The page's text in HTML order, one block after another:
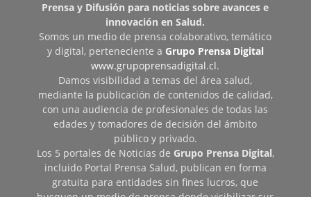
Prensa y Difusión para noticias sobre avances e
innovación en Salud.
Somos un medio de prensa colaborativo, temático
y digital, perteneciente a Grupo Prensa Digital
www.grupoprensadigital.cl.
Damos visibilidad a temas del área salud,
mediante la publicación de contenidos de calidad,
con una audiencia de profesionales de todas las
edades y tomadores de decisión del ámbito
público y privado.
Los 5 portales de Noticias de Grupo Prensa Digital,
incluido Portal Prensa Salud, publican en forma
gratuita para entidades sin fines lucros, que